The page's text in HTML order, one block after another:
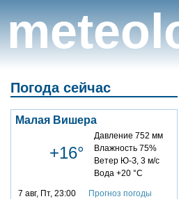
Погода сейчас
Малая Вишера
+16°
Давление 752 мм
Влажность 75%
Ветер Ю-З, 3 м/с
Вода +20 °C
7 авг, Пт, 23:00 Прогноз погоды